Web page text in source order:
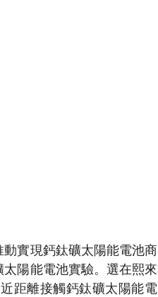
實現鈣鈦礦太陽能電池商
陽能電池實驗。選在熙來
距離接觸鈣鈦礦太陽能電